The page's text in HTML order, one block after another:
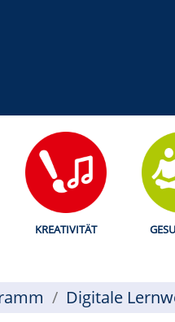
KREATIVITÄT
Digitale